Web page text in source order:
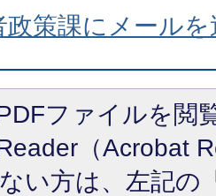
政策課にメールを
ファイルを閲
（Acrobat
い方は、左記の